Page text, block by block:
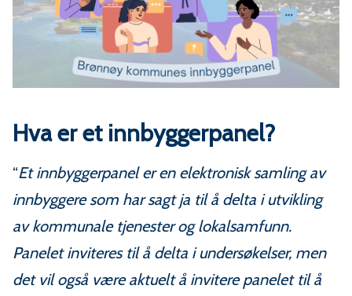
Hva er et innbyggerpanel?
“Et innbyggerpanel er en elektronisk samling av
innbyggere som har sagt ja til å delta i utvikling
av kommunale tjenester og lokalsamfunn.
Panelet inviteres til å delta i undersøkelser, men
det vil også være aktuelt å invitere panelet til å